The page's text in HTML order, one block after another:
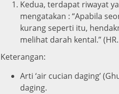
Kedua, terdapat riwayat
mengatakan : “Apabila
kurang seperti itu,
melihat darah kental.”
Keterangan:
Arti ‘air cucian daging’
daging.